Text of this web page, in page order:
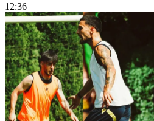
12:36